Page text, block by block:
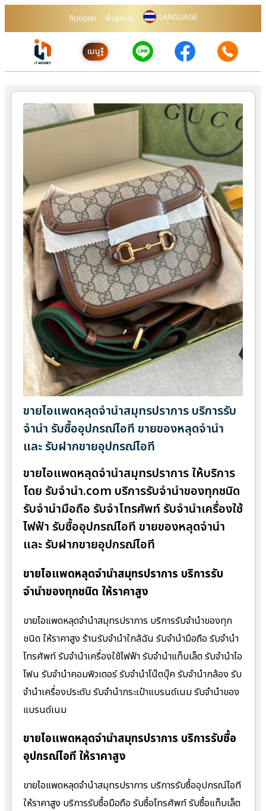
ติดต่อเรา เข้าสู่ระบบ LANGUAGE
เมนู
ขายไอแพดหลุดจำนำสมุทรปราการ บริการรับ
จำนำ รับซื้ออุปกรณ์ไอที ขายของหลุดจำนำ
และ รับฝากขายอุปกรณ์ไอที
ขายไอแพดหลุดจำนำสมุทรปราการ ให้บริการ
โดย รับจํานํา.com บริการรับจำนำของทุกชนิด
รับจำนำมือถือ รับจำโทรศัพท์ รับจำนำเครื่องใช้
ไฟฟ้า รับซื้ออุปกรณ์ไอที ขายของหลุดจำนำ
และ รับฝากขายอุปกรณ์ไอที
ขายไอแพดหลุดจำนำสมุทรปราการ บริการรับ
จำนำของทุกชนิด ให้ราคาสูง
ขายไอแพดหลุดจำนำสมุทรปราการ บริการรับจำนำของทุก
ชนิด ให้ราคาสูง ร้านรับจํานําใกล้ฉัน รับจำนำมือถือ รับจำนำ
โทรศัพท์ รับจำนำเครื่องใช้ไฟฟ้า รับจำนำแท็บเล็ต รับจำนำไอ
โฟน รับจำนำคอมพิวเตอร์ รับจำนำโน๊ตบุ๊ค รับจำนำกล้อง รับ
จำนำเครื่องประดับ รับจำนำกระเป๋าแบรนด์เนม รับจำนำของ
แบรนด์เนม
ขายไอแพดหลุดจำนำสมุทรปราการ บริการรับซื้อ
อุปกรณ์ไอที ให้ราคาสูง
ขายไอแพดหลุดจำนำสมุทรปราการ บริการรับซื้ออุปกรณ์ไอที
ให้ราคาสูง บริการรับซื้อมือถือ รับซื้อโทรศัพท์ รับซื้อแท็บเล็ต